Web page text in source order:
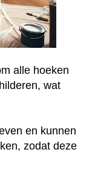
alle hoeken
wat
en kunnen
zodat deze